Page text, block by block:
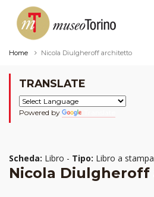
Home Nicola Diulgheroff architetto
TRANSLATE
Powered by
Scheda: Libro - Tipo: Libro a stampa
Nicola